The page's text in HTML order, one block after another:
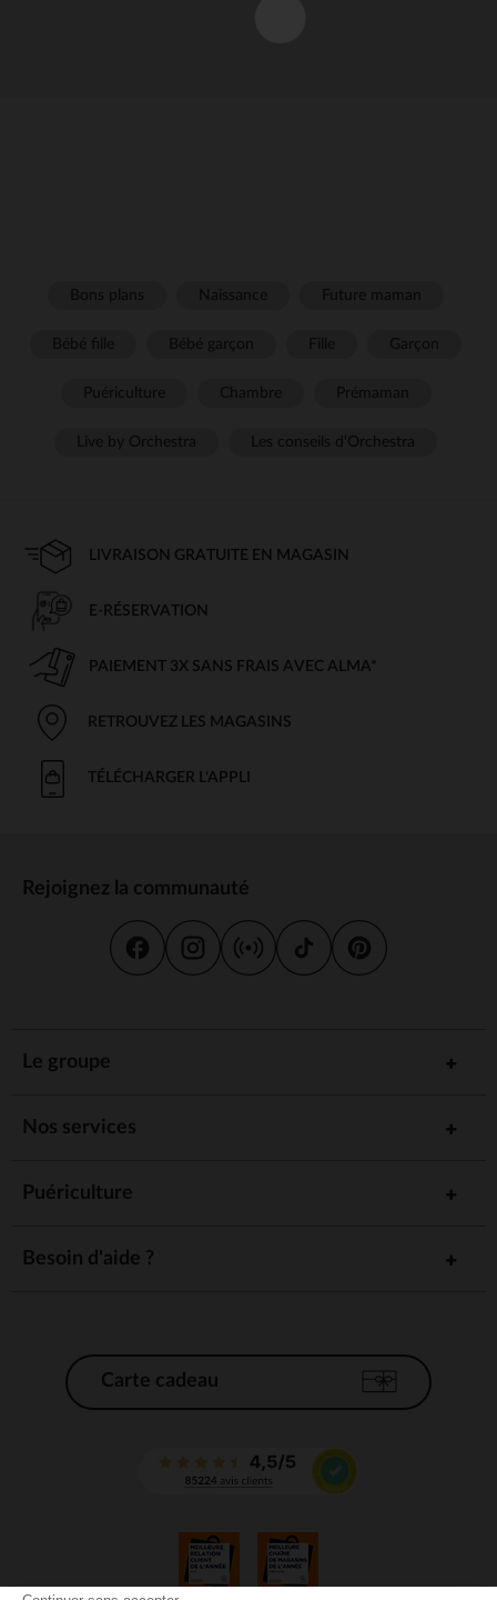
LIVRAISON GRATUITE EN MAGASIN
E-RÉSERVATION
PAIEMENT 3X SANS FRAIS AVEC ALMA*
RETROUVEZ LES MAGASINS
TÉLÉCHARGER L'APPLI
Rejoignez la communauté
Le groupe
Nos services
Puériculture
Besoin d'aide ?
Carte cadeau